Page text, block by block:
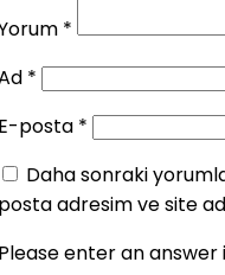
*
*
posta *
Daha sonraki
adresim ve site
enter an answer